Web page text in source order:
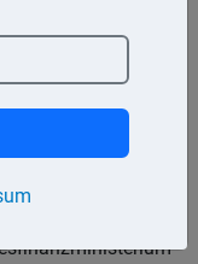
über zentrale
anderen
von im
Ausland